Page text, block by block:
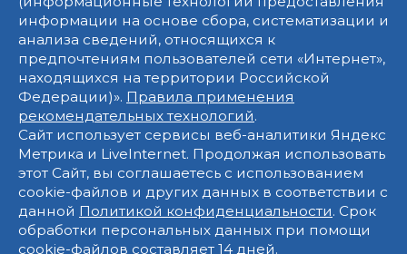
информации на основе сбора, систематизации и
анализа сведений, относящихся к
предпочтениям пользователей сети «Интернет»,
находящихся на территории Российской
Федерации)». Правила применения
рекомендательных технологий.
Сайт использует сервисы веб-аналитики Яндекс
Метрика и LiveInternet. Продолжая использовать
этот Сайт, вы соглашаетесь с использованием
cookie-файлов и других данных в соответствии с
данной Политикой конфиденциальности. Срок
обработки персональных данных при помощи
cookie-файлов составляет 14 дней.